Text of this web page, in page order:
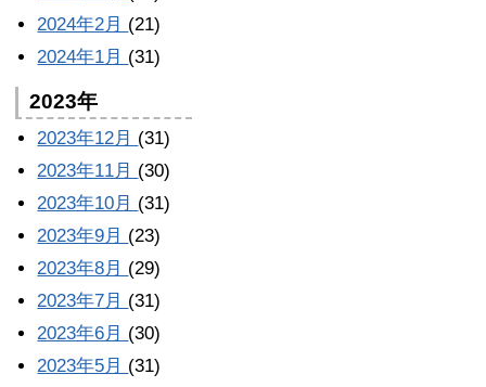
2024年2月 (21)
2024年1月 (31)
2023年
2023年12月 (31)
2023年11月 (30)
2023年10月 (31)
2023年9月 (23)
2023年8月 (29)
2023年7月 (31)
2023年6月 (30)
2023年5月 (31)